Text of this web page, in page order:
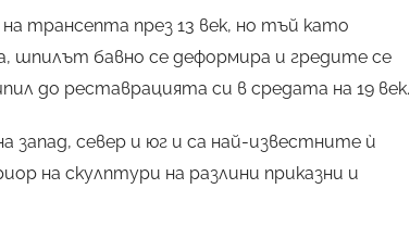
трансепта през 13 век, но тъй като
шпилът бавно се деформира и гредите се
до реставрацията си в средата на 19 век.
север и юг и са най-известните ѝ
на скулптури на разлини приказни и